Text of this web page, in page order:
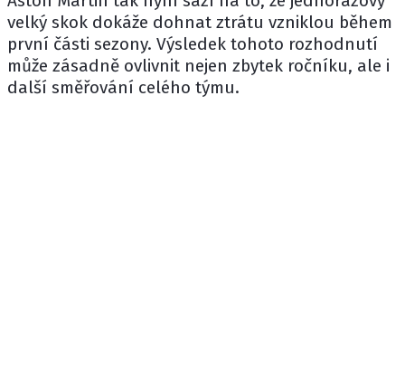
velký skok dokáže dohnat ztrátu vzniklou během
první části sezony. Výsledek tohoto rozhodnutí
může zásadně ovlivnit nejen zbytek ročníku, ale i
další směřování celého týmu.